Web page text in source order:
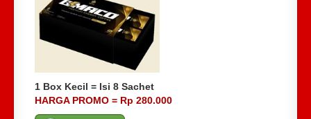
1 Box Kecil = Isi 8 Sachet
HARGA PROMO = Rp 280.000